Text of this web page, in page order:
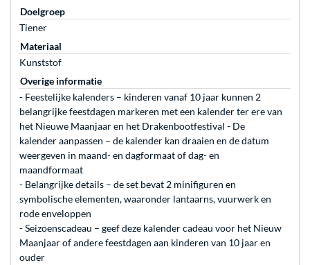
Doelgroep
Tiener
Materiaal
Kunststof
Overige informatie
- Feestelijke kalenders – kinderen vanaf 10 jaar kunnen 2
belangrijke feestdagen markeren met een kalender ter ere van
het Nieuwe Maanjaar en het Drakenbootfestival - De
kalender aanpassen – de kalender kan draaien en de datum
weergeven in maand- en dagformaat of dag- en
maandformaat
- Belangrijke details – de set bevat 2 minifiguren en
symbolische elementen, waaronder lantaarns, vuurwerk en
rode enveloppen
- Seizoenscadeau – geef deze kalender cadeau voor het Nieuw
Maanjaar of andere feestdagen aan kinderen van 10 jaar en
ouder